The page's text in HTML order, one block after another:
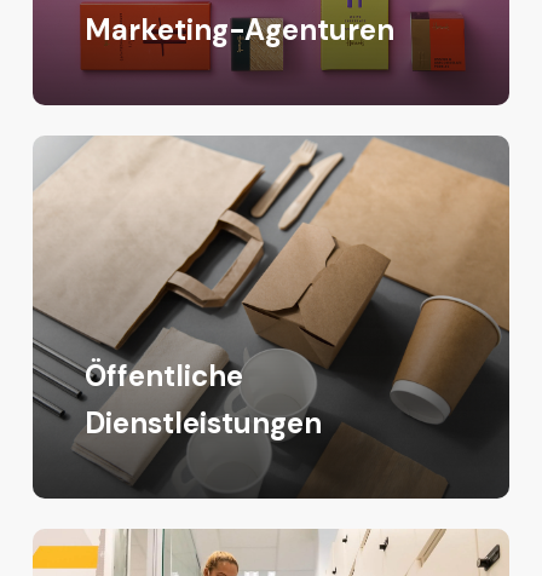
Marketing-Agenturen
Öffentliche
Dienstleistungen